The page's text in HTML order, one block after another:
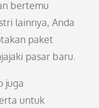
bertemu
lainnya, Anda
paket
pasar baru.
juga
untuk